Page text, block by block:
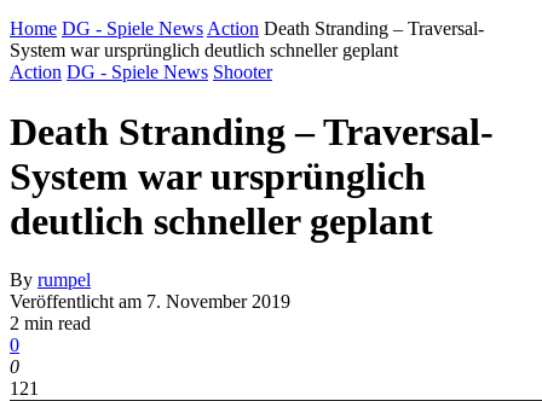
Home DG - Spiele NewsAction Death Stranding – Traversal-
System war ursprünglich deutlich schneller geplant
Action DG - Spiele News Shooter
Death Stranding – Traversal-
System war ursprünglich
deutlich schneller geplant
By rumpel
Veröffentlicht am 7. November 2019
2 min read
0
0
121